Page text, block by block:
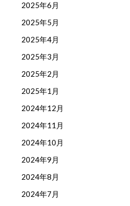
2025年6月
2025年5月
2025年4月
2025年3月
2025年2月
2025年1月
2024年12月
2024年11月
2024年10月
2024年9月
2024年8月
2024年7月